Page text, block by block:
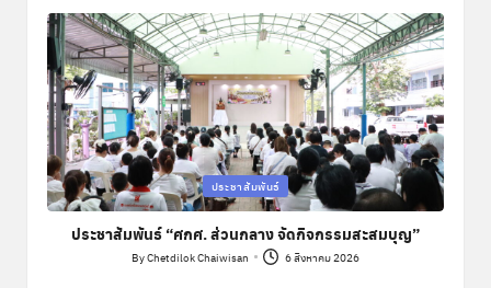
Posted
in
ประชาสัมพันธ์
ประชาสัมพันธ์ “ศกศ. ส่วนกลาง จัดกิจกรรมสะสมบุญ”
Posted
ByChetdilok Chaiwisan 6 สิงหาคม 2026